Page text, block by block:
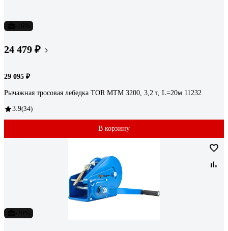
24 479 ₽
29 095 ₽
Рычажная тросовая лебедка TOR МТМ 3200, 3,2 т, L=20м 11232
3.9(34)
В корзину